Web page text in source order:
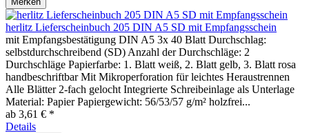
herlitz Lieferscheinbuch 205 DIN A5 SD mit Empfangsschein
mit Empfangsbestätigung DIN A5 3x 40 Blatt Durchschlag:
selbstdurchschreibend (SD) Anzahl der Durchschläge: 2
Durchschläge Papierfarbe: 1. Blatt weiß, 2. Blatt gelb, 3. Blatt rosa
handbeschriftbar Mit Mikroperforation für leichtes Heraustrennen
Alle Blätter 2-fach gelocht Integrierte Schreibeinlage als Unterlage
Material: Papier Papiergewicht: 56/53/57 g/m² holzfrei...
ab 3,61 € *
Details